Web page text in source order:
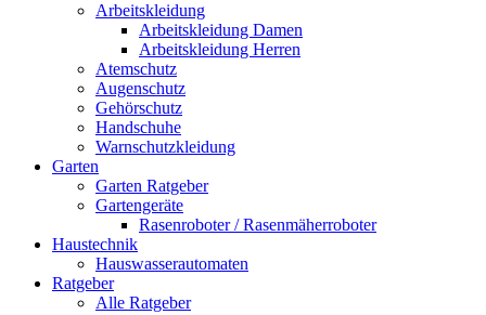
Arbeitskleidung
Arbeitskleidung Damen
Arbeitskleidung Herren
Atemschutz
Augenschutz
Gehörschutz
Handschuhe
Warnschutzkleidung
Garten
Garten Ratgeber
Gartengeräte
Rasenroboter / Rasenmäherroboter
Haustechnik
Hauswasserautomaten
Ratgeber
Alle Ratgeber